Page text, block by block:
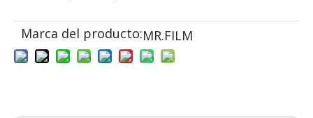
Marca del producto:MR.FILM